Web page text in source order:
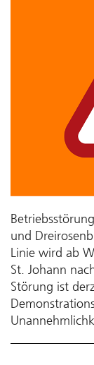
und
Linie wird ab
St. Johann
Störung ist